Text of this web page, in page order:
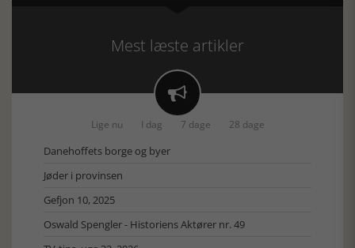
Mest læste artikler

Lige nu I dag 7 dage 28 dage
Danehoffets borge og byer
Jøder i provinsen
Gefjon 10, 2025
Oswald Spengler - Historiens Aktører nr. 49